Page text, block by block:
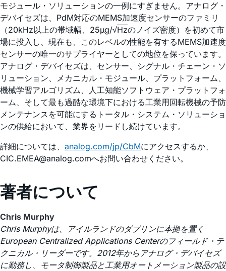
モジュール・ソリューションの一例にすぎません。アナログ・
デバイセズは、PdM対応のMEMS加速度センサーのファミリ
（20kHz以上の帯域幅、25µg/√Hzのノイズ密度）を初めて市
場に投入し、現在も、このレベルの性能を有するMEMS加速度
センサーの唯一のサプライヤーとしての地位を保っています。
アナログ・デバイセズは、センサー、シグナル・チェーン・ソ
リューション、メカニカル・モジュール、プラットフォーム、
機械学習アルゴリズム、人工知能ソフトウェア・プラットフォ
ーム、そして最も過酷な環境下における工業用回転機械の予防
メンテナンスを可能にするトータル・システム・ソリューショ
ンの供給において、業界をリードし続けています。
詳細については、 analog.com/jp/CbMにアクセスするか、
CIC.EMEA@analog.comへお問い合わせください。
著者について
Chris Murphy
Chris Murphyは、アイルランドのダブリンに本拠を置く
European Centralized Applications Centerのフィールド・テ
クニカル・リーダーです。2012年からアナログ・デバイセズ
に勤務し、モータ制御製品と工業用オートメーション製品の設